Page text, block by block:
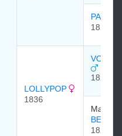
1826
LOLLYPOP
1836
1826
Major
1825